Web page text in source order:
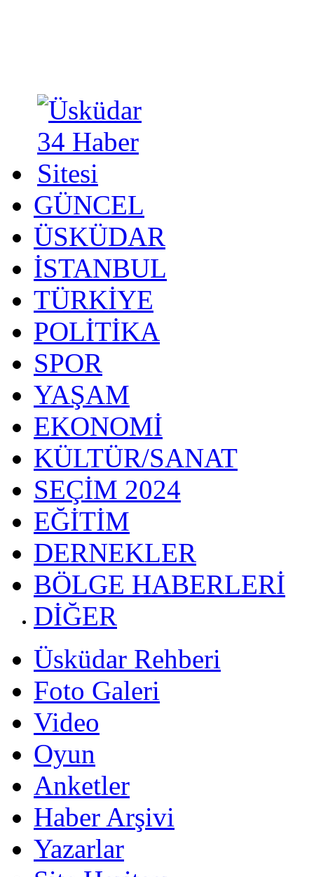
GÜNCEL
ÜSKÜDAR
İSTANBUL
TÜRKİYE
POLİTİKA
SPOR
YAŞAM
EKONOMİ
KÜLTÜR/SANAT
SEÇİM 2024
EĞİTİM
DERNEKLER
BÖLGE HABERLERİ
DİĞER
Üsküdar Rehberi
Foto Galeri
Video
Oyun
Anketler
Haber Arşivi
Yazarlar